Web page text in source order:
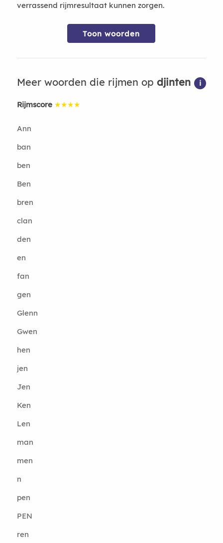
verrassend rijmresultaat kunnen zorgen.
Toon woorden
Meer woorden die rijmen op djinten i
Rijmscore ★★★★
Ann
ban
ben
Ben
bren
clan
den
en
fan
gen
Glenn
Gwen
hen
jen
Jen
Ken
Len
man
men
n
pen
PEN
ren